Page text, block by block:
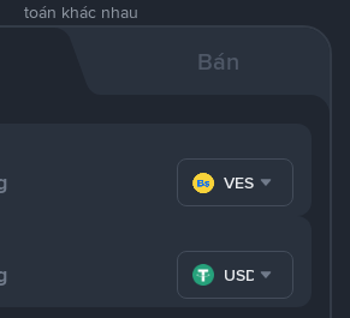
toán khác nhau
Bán
VES
USDT